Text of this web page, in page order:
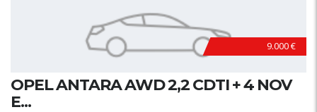
9.000 €
OPEL ANTARA AWD 2,2 CDTI + 4 NOV
E...